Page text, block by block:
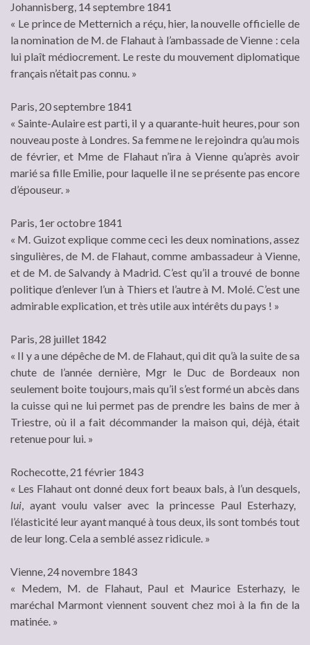
Johannisberg, 14 septembre 1841
« Le prince de Metternich a réçu, hier, la nouvelle officielle de
la nomination de M. de Flahaut à l’ambassade de Vienne : cela
lui plaît médiocrement. Le reste du mouvement diplomatique
français n’était pas connu. »
Paris, 20 septembre 1841
« Sainte-Aulaire est parti, il y a quarante-huit heures, pour son
nouveau poste à Londres. Sa femme ne le rejoindra qu’au mois
de février, et Mme de Flahaut n’ira à Vienne qu’après avoir
marié sa fille Emilie, pour laquelle il ne se présente pas encore
d’épouseur. »
Paris, 1er octobre 1841
« M. Guizot explique comme ceci les deux nominations, assez
singulières, de M. de Flahaut, comme ambassadeur à Vienne,
et de M. de Salvandy à Madrid. C’est qu’il a trouvé de bonne
politique d’enlever l’un à Thiers et l’autre à M. Molé. C’est une
admirable explication, et très utile aux intérêts du pays ! »
Paris, 28 juillet 1842
« Il y a une dépêche de M. de Flahaut, qui dit qu’à la suite de sa
chute de l’année dernière, Mgr le Duc de Bordeaux non
seulement boite toujours, mais qu’il s’est formé un abcès dans
la cuisse qui ne lui permet pas de prendre les bains de mer à
Triestre, où il a fait décommander la maison qui, déjà, était
retenue pour lui. »
Rochecotte, 21 février 1843
« Les Flahaut ont donné deux fort beaux bals, à l’un desquels,
lui , ayant voulu valser avec la princesse Paul Esterhazy,
l’élasticité leur ayant manqué à tous deux, ils sont tombés tout
de leur long. Cela a semblé assez ridicule. »
Vienne, 24 novembre 1843
« Medem, M. de Flahaut, Paul et Maurice Esterhazy, le
maréchal Marmont viennent souvent chez moi à la fin de la
matinée. »